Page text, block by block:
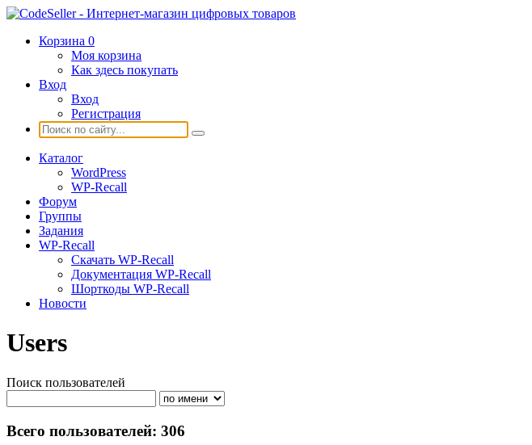
Корзина 0
Моя корзина
Как здесь покупать
Вход
Вход
Регистрация
Каталог
WordPress
WP-Recall
Форум
Группы
Задания
WP-Recall
Скачать WP-Recall
Документация WP-Recall
Шорткоды WP-Recall
Новости
Users
Поиск пользователей
Всего пользователей: 306